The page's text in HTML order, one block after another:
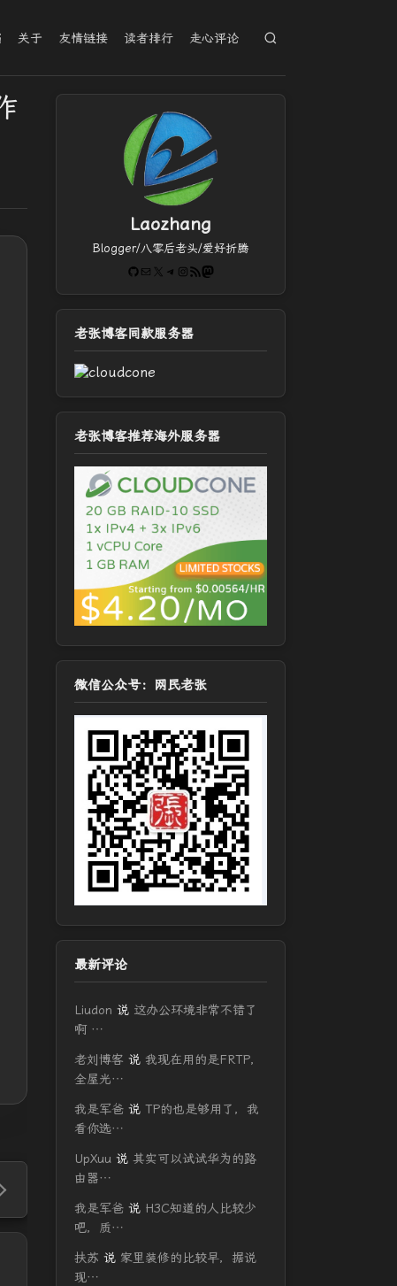
关于 友情链接 读者排行 走心评论
Laozhang
Blogger/八零后老头/爱好折腾
GitHub
电子邮件 X Telegram
Instagram
RSS FeedMastodon
老张博客同款服务器
老张博客推荐海外服务器
微信公众号：网民老张
最新评论
Liudon 说 这办公环境非常不错了
啊 …
老刘博客 说 我现在用的是FRTP，
全屋光…
我是军爸 说 TP的也是够用了，我
看你选…
UpXuu 说 其实可以试试华为的路
由器…
我是军爸 说 H3C知道的人比较少
吧，质…
扶苏 说 家里装修的比较早，据说
现…